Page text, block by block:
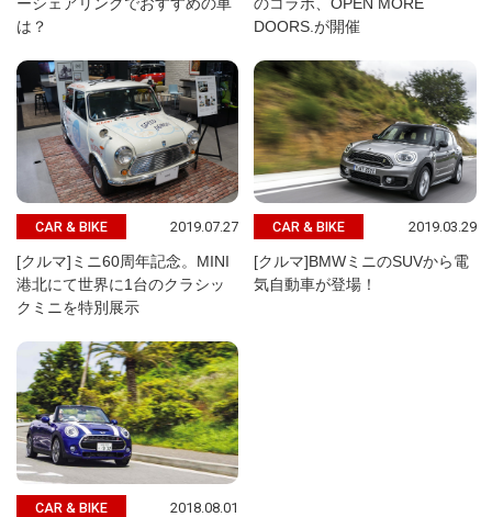
は？
DOORS.が開催
CAR & BIKE 2019.07.27
[クルマ]ミニ60周年記念。MINI
港北にて世界に1台のクラシッ
クミニを特別展示
CAR & BIKE 2019.03.29
[クルマ]BMWミニのSUVから電
気自動車が登場！
CAR & BIKE 2018.08.01